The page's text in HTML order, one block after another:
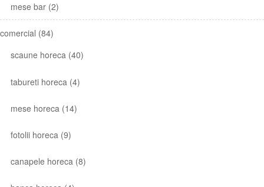
mese bar (2)
comercial (84)
scaune horeca (40)
tabureti horeca (4)
mese horeca (14)
fotolii horeca (9)
canapele horeca (8)